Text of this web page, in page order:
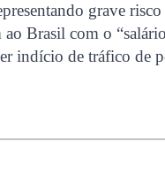
grave
Brasil com o
indício de tráfico de